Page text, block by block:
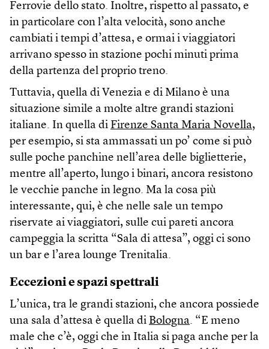
Ferrovie dello stato. Inoltre, rispetto al passato, e
in particolare con l’alta velocità, sono anche
cambiati i tempi d’attesa, e ormai i viaggiatori
arrivano spesso in stazione pochi minuti prima
della partenza del proprio treno.
Tuttavia, quella di Venezia e di Milano è una
situazione simile a molte altre grandi stazioni
italiane. In quella di Firenze Santa Maria Novella,
per esempio, si sta ammassati un po’ come si può
sulle poche panchine nell’area delle biglietterie,
mentre all’aperto, lungo i binari, ancora resistono
le vecchie panche in legno. Ma la cosa più
interessante, qui, è che nelle sale un tempo
riservate ai viaggiatori, sulle cui pareti ancora
campeggia la scritta “Sala di attesa”, oggi ci sono
un bar e l’area lounge Trenitalia.
Eccezioni e spazi spettrali
L’unica, tra le grandi stazioni, che ancora possiede
una sala d’attesa è quella di Bologna. “E meno
male che c’è, oggi che in Italia si paga anche per la